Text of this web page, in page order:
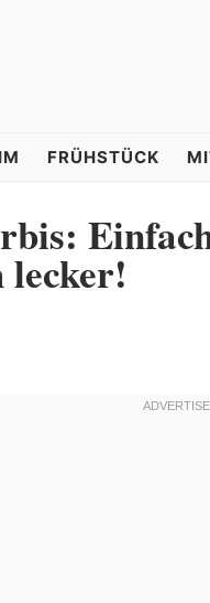
FRÜHSTÜCK
lecker!